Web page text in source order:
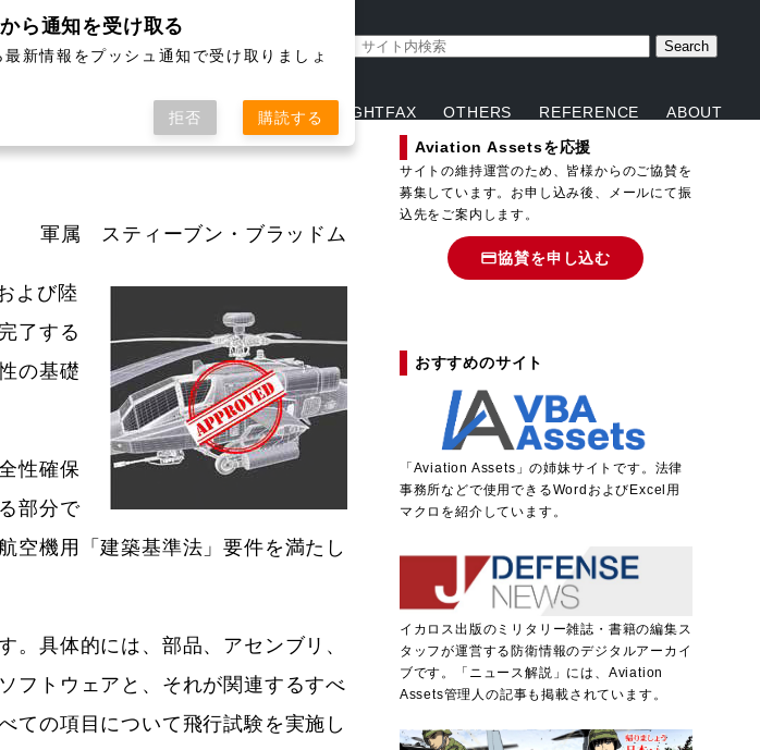
RISK MANAGEMENT FLIGHTFAX OTHERS REFERENCE ABOUT
軍属 スティーブン・ブラッドム
よび陸
了する
の基礎
性確保
部分で
空機用「建築基準法」要件を満たし
。具体的には、部品、アセンブリ、
フトウェアと、それが関連するすべ
ての項目について飛行試験を実施し
Aviation Assetsを応援
サイトの維持運営のため、皆様からのご協賛を
募集しています。お申し込み後、メールにて振
込先をご案内します。
協賛を申し込む
おすすめのサイト
「Aviation Assets」の姉妹サイトです。法律
事務所などで使用できるWordおよびExcel用
マクロを紹介しています。
イカロス出版のミリタリー雑誌・書籍の編集ス
タッフが運営する防衛情報のデジタルアーカイ
ブです。「ニュース解説」には、Aviation
Assets管理人の記事も掲載されています。
ら通知を受け取る
新情報をプッシュ通知で受け取りましょ
拒否 購読する